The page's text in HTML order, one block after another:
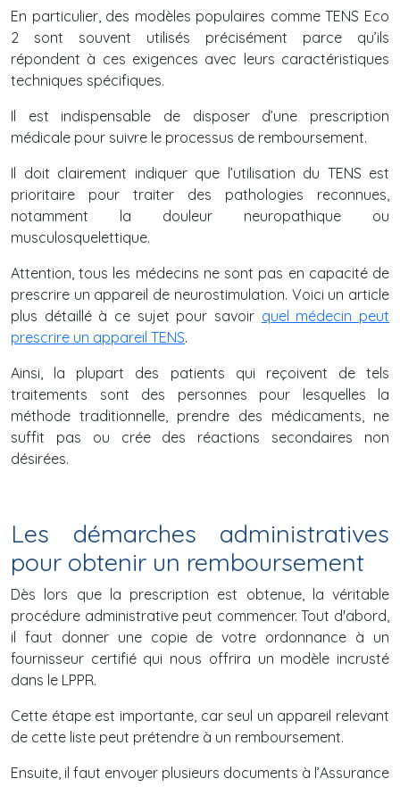
En particulier, des modèles populaires comme TENS Eco
2 sont souvent utilisés précisément parce qu’ils
répondent à ces exigences avec leurs caractéristiques
techniques spécifiques.
Il est indispensable de disposer d’une prescription
médicale pour suivre le processus de remboursement.
Il doit clairement indiquer que l’utilisation du TENS est
prioritaire pour traiter des pathologies reconnues,
notamment la douleur neuropathique ou
musculosquelettique.
Attention, tous les médecins ne sont pas en capacité de
prescrire un appareil de neurostimulation. Voici un article
plus détaillé à ce sujet pour savoir quel médecin peut
prescrire un appareil TENS.
Ainsi, la plupart des patients qui reçoivent de tels
traitements sont des personnes pour lesquelles la
méthode traditionnelle, prendre des médicaments, ne
suffit pas ou crée des réactions secondaires non
désirées.
Les démarches administratives
pour obtenir un remboursement
Dès lors que la prescription est obtenue, la véritable
procédure administrative peut commencer. Tout d'abord,
il faut donner une copie de votre ordonnance à un
fournisseur certifié qui nous offrira un modèle incrusté
dans le LPPR.
Cette étape est importante, car seul un appareil relevant
de cette liste peut prétendre à un remboursement.
Ensuite, il faut envoyer plusieurs documents à l’Assurance